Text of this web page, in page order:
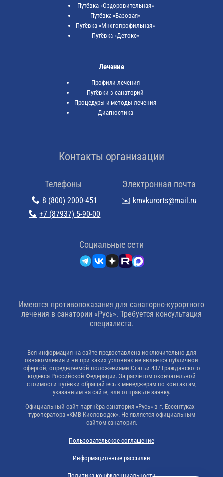
Путёвка «Оздоровительная»
Путёвка «Базовая»
Путёвка «Многопрофильная»
Путёвка «Детокс»
Лечение
Профили лечения
Путёвки в санаторий
Процедуры и методы лечения
Диагностика
Контакты организации
Телефоны
8 (800) 2000-451
+7 (87937) 5-90-00
Электронная почта
✉️ kmvkurorts@mail.ru
Cоциальные сети
Имеются противопоказания для санаторно-курортного
лечения в санатории «Русь». Требуется консультация
специалиста.
Политика конфиденциальности
Вся информация на сайте предоставлена исключительно для
ознакомления и ни при каких условиях не является публичной
офертой, определяемой положениями Статьи 437 Гражданского
кодекса Российской Федерации. За расчётом окончательной
стоимости путёвки обращайтесь к менеджерам по контактам,
указанным на сайте, или отправьте заявку.
Официальный сайт партнёра санатория «Русь» в г. Ессентуках -
туроператора «КМВ-Кисловодск». Не является официальным
сайтом санатория.
Пользовательское соглашение
Информационные рассылки